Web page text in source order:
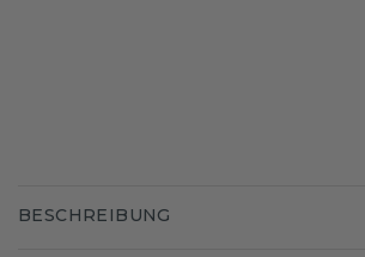
BESCHREIBUNG